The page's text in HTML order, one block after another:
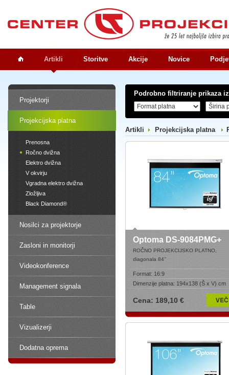
Artikli Storitve Akcije Novice
Projektorji
Projekcijska platna
Prenosna
Ročno dvižna
Elektro dvižna
V okvirju
Vgradna elektro dvižna
Zložljiva
Black Diamond®
Nosilci za projektorje
Zasloni in monitorji
Videokonference
Management signala
Table
Vizualizerji
Dodatna oprema
Podrobno filtriranje prikaza
Artikli Projekcijska platna
Optoma DS-9084PMG+
ROČNO PROJEKCIJSKO PLATNO,
diagonala 84’’
Format: 16:9
Dimenzije platna: 194x138 (Š x V) cm
Cena: 189,10 €